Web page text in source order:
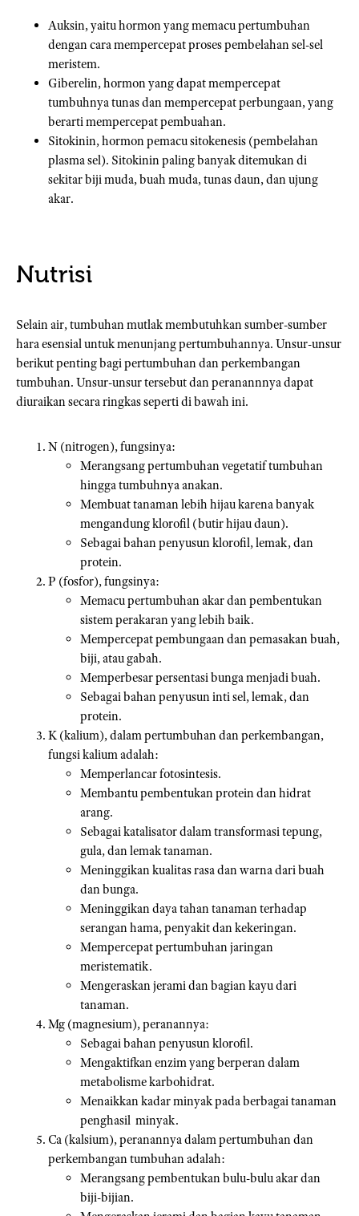
Auksin, yaitu hormon yang memacu pertumbuhan
dengan cara mempercepat proses pembelahan sel-sel
meristem.
Giberelin, hormon yang dapat mempercepat
tumbuhnya tunas dan mempercepat perbungaan, yang
berarti mempercepat pembuahan.
Sitokinin, hormon pemacu sitokenesis (pembelahan
plasma sel). Sitokinin paling banyak ditemukan di
sekitar biji muda, buah muda, tunas daun, dan ujung
akar.
Nutrisi
Selain air, tumbuhan mutlak membutuhkan sumber-sumber
hara esensial untuk menunjang pertumbuhannya. Unsur-unsur
berikut penting bagi pertumbuhan dan perkembangan
tumbuhan. Unsur-unsur tersebut dan peranannnya dapat
diuraikan secara ringkas seperti di bawah ini.
N (nitrogen), fungsinya:
Merangsang pertumbuhan vegetatif tumbuhan
hingga tumbuhnya anakan.
Membuat tanaman lebih hijau karena banyak
mengandung klorofil (butir hijau daun).
Sebagai bahan penyusun klorofil, lemak, dan
protein.
P (fosfor), fungsinya:
Memacu pertumbuhan akar dan pembentukan
sistem perakaran yang lebih baik.
Mempercepat pembungaan dan pemasakan buah,
biji, atau gabah.
Memperbesar persentasi bunga menjadi buah.
Sebagai bahan penyusun inti sel, lemak, dan
protein.
K (kalium), dalam pertumbuhan dan perkembangan,
fungsi kalium adalah:
Memperlancar fotosintesis.
Membantu pembentukan protein dan hidrat
arang.
Sebagai katalisator dalam transformasi tepung,
gula, dan lemak tanaman.
Meninggikan kualitas rasa dan warna dari buah
dan bunga.
Meninggikan daya tahan tanaman terhadap
serangan hama, penyakit dan kekeringan.
Mempercepat pertumbuhan jaringan
meristematik.
Mengeraskan jerami dan bagian kayu dari
tanaman.
Mg (magnesium), peranannya:
Sebagai bahan penyusun klorofil.
Mengaktifkan enzim yang berperan dalam
metabolisme karbohidrat.
Menaikkan kadar minyak pada berbagai tanaman
penghasil minyak.
Ca (kalsium), peranannya dalam pertumbuhan dan
perkembangan tumbuhan adalah:
Merangsang pembentukan bulu-bulu akar dan
biji-bijian.